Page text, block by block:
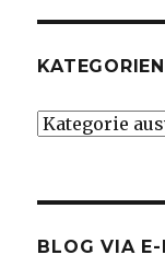
KATEGORIEN
Kategorien
BLOG VIA E-